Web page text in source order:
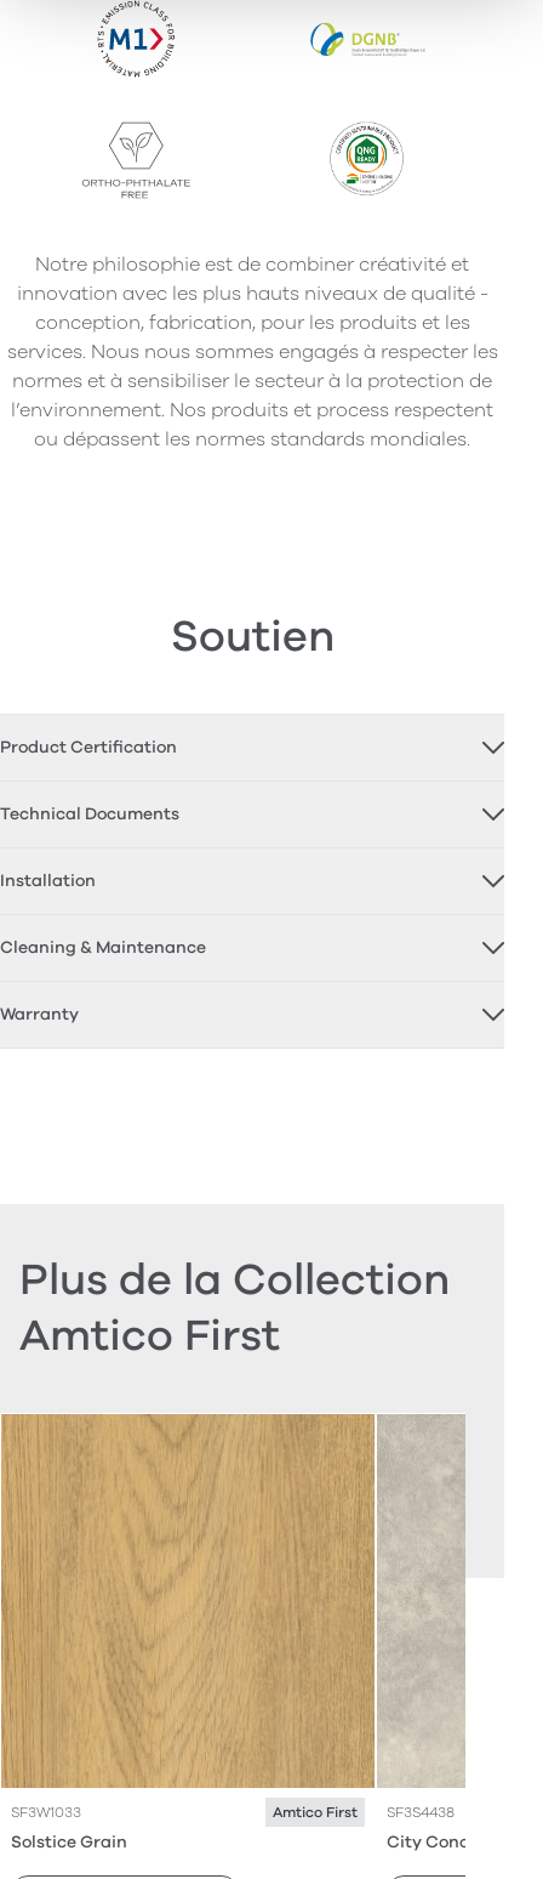
Notre philosophie est de combiner créativité et
innovation avec les plus hauts niveaux de qualité -
conception, fabrication, pour les produits et les
services. Nous nous sommes engagés à respecter les
normes et à sensibiliser le secteur à la protection de
l’environnement. Nos produits et process respectent
ou dépassent les normes standards mondiales.
Soutien
Product Certification
Technical Documents
Installation
Cleaning & Maintenance
Warranty
Plus de la Collection
Amtico First
SF3W1033 Amtico First
Solstice Grain
SF3S4438
City Concrete